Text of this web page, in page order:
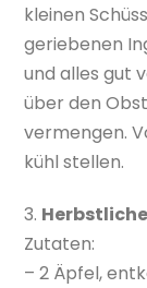
kleinen
geriebenen
und alles gut
über den
vermengen.
kühl stellen.
3.
Zutaten:
– 2 Äpfel,